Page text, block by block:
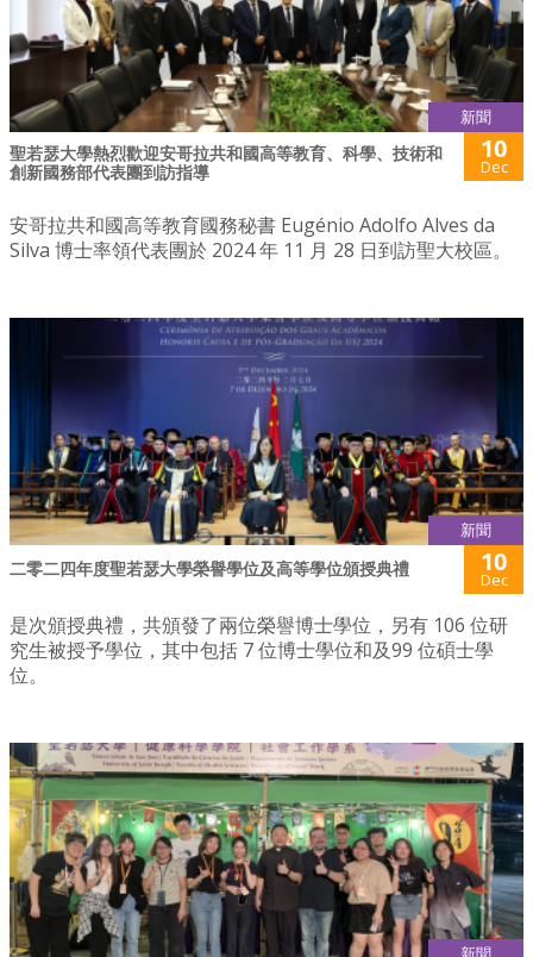
新聞
聖若瑟大學熱烈歡迎安哥拉共和國高等教育、科學、技術和
創新國務部代表團到訪指導
10
Dec
安哥拉共和國高等教育國務秘書 Eugénio Adolfo Alves da
Silva 博士率領代表團於 2024 年 11 月 28 日到訪聖大校區。
新聞
二零二四年度聖若瑟大學榮譽學位及高等學位頒授典禮 10
Dec
是次頒授典禮，共頒發了兩位榮譽博士學位，另有 106 位研
究生被授予學位，其中包括 7 位博士學位和及99 位碩士學
位。